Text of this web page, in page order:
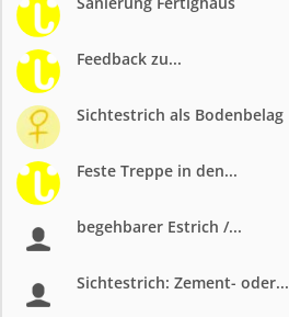
Feedback zu...
Sichtestrich als Bodenbelag
Feste Treppe in den...
begehbarer Estrich /...
Sichtestrich: Zement- oder...